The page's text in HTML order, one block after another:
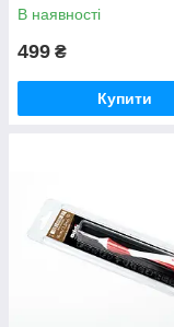
В наявності
499 ₴
Купити